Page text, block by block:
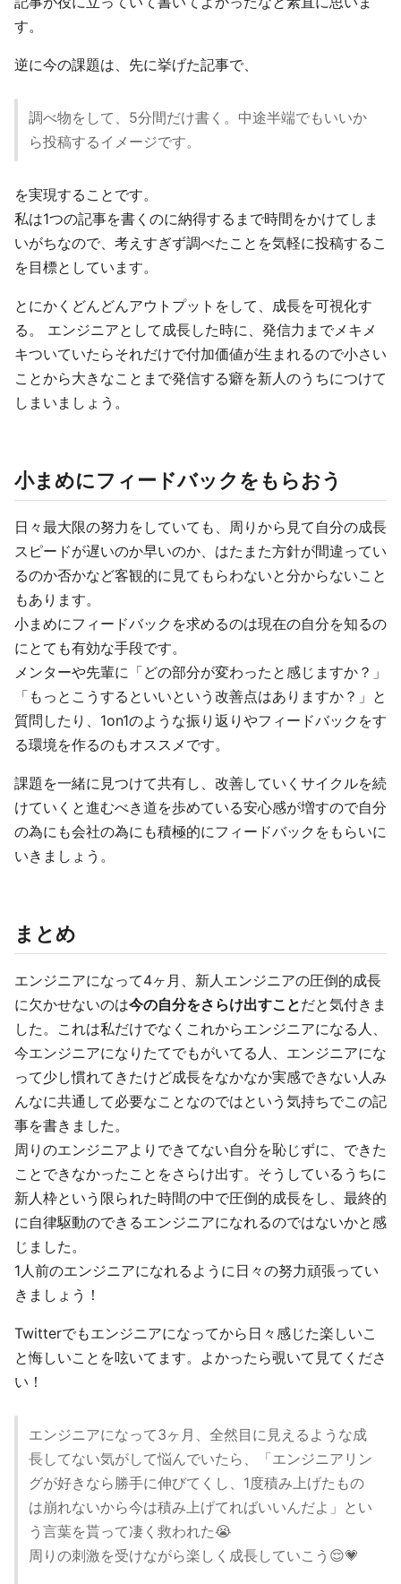
す。
逆に今の課題は、先に挙げた記事で、
調べ物をして、5分間だけ書く。中途半端でもいいか
ら投稿するイメージです。
を実現することです。
私は1つの記事を書くのに納得するまで時間をかけてしま
いがちなので、考えすぎず調べたことを気軽に投稿するこ
を目標としています。
とにかくどんどんアウトプットをして、成長を可視化す
る。 エンジニアとして成長した時に、発信力までメキメ
キついていたらそれだけで付加価値が生まれるので小さい
ことから大きなことまで発信する癖を新人のうちにつけて
しまいましょう。
小まめにフィードバックをもらおう
日々最大限の努力をしていても、周りから見て自分の成長
スピードが遅いのか早いのか、はたまた方針が間違ってい
るのか否かなど客観的に見てもらわないと分からないこと
もあります。
小まめにフィードバックを求めるのは現在の自分を知るの
にとても有効な手段です。
メンターや先輩に「どの部分が変わったと感じますか？」
「もっとこうするといいという改善点はありますか？」と
質問したり、1on1のような振り返りやフィードバックをす
る環境を作るのもオススメです。
課題を一緒に見つけて共有し、改善していくサイクルを続
けていくと進むべき道を歩めている安心感が増すので自分
の為にも会社の為にも積極的にフィードバックをもらいに
いきましょう。
まとめ
エンジニアになって4ヶ月、新人エンジニアの圧倒的成長
に欠かせないのは今の自分をさらけ出すことだと気付きま
した。これは私だけでなくこれからエンジニアになる人、
今エンジニアになりたてでもがいてる人、エンジニアにな
って少し慣れてきたけど成長をなかなか実感できない人み
んなに共通して必要なことなのではという気持ちでこの記
事を書きました。
周りのエンジニアよりできてない自分を恥じずに、できた
ことできなかったことをさらけ出す。そうしているうちに
新人枠という限られた時間の中で圧倒的成長をし、最終的
に自律駆動のできるエンジニアになれるのではないかと感
じました。
1人前のエンジニアになれるように日々の努力頑張ってい
きましょう！
Twitterでもエンジニアになってから日々感じた楽しいこ
と悔しいことを呟いてます。よかったら覗いて見てくださ
い！
エンジニアになって3ヶ月、全然目に見えるような成
長してない気がして悩んでいたら、「エンジニアリン
グが好きなら勝手に伸びてくし、1度積み上げたもの
は崩れないから今は積み上げてればいいんだよ」とい
う言葉を貰って凄く救われた😭
周りの刺激を受けながら楽しく成長していこう😌💗